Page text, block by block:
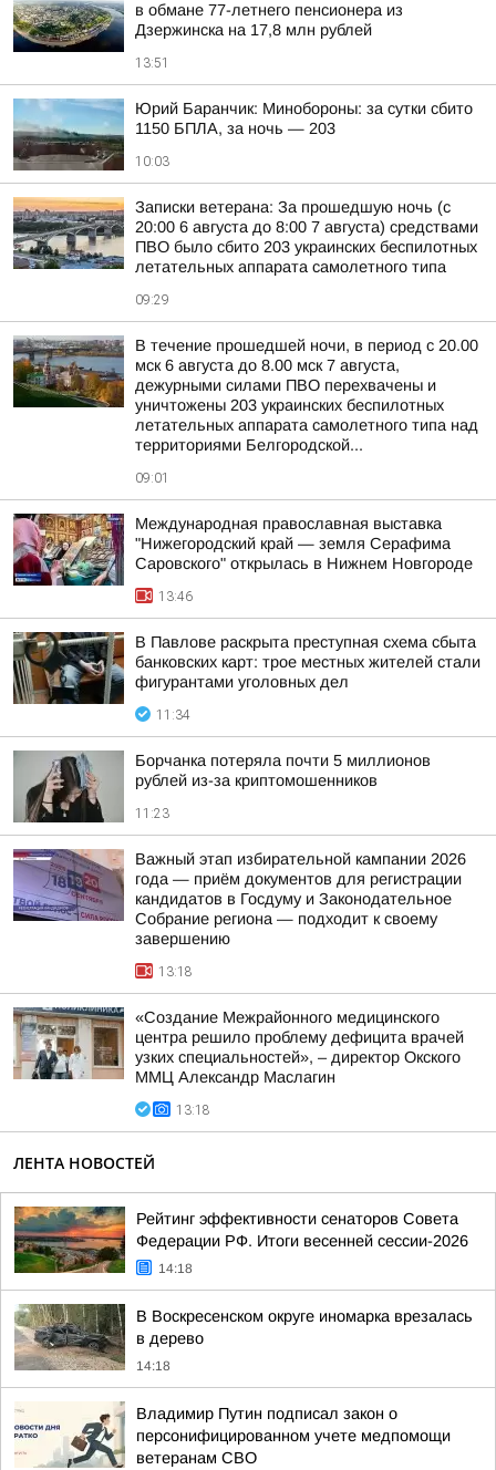
в обмане 77-летнего пенсионера из
Дзержинска на 17,8 млн рублей
13:51
Юрий Баранчик: Минобороны: за сутки сбито
1150 БПЛА, за ночь — 203
10:03
Записки ветерана: За прошедшую ночь (с
20:00 6 августа до 8:00 7 августа) средствами
ПВО было сбито 203 украинских беспилотных
летательных аппарата самолетного типа
09:29
В течение прошедшей ночи, в период с 20.00
мск 6 августа до 8.00 мск 7 августа,
дежурными силами ПВО перехвачены и
уничтожены 203 украинских беспилотных
летательных аппарата самолетного типа над
территориями Белгородской...
09:01
Международная православная выставка
"Нижегородский край — земля Серафима
Саровского" открылась в Нижнем Новгороде
13:46
В Павлове раскрыта преступная схема сбыта
банковских карт: трое местных жителей стали
фигурантами уголовных дел
11:34
Борчанка потеряла почти 5 миллионов
рублей из-за криптомошенников
11:23
Важный этап избирательной кампании 2026
года — приём документов для регистрации
кандидатов в Госдуму и Законодательное
Собрание региона — подходит к своему
завершению
13:18
«Создание Межрайонного медицинского
центра решило проблему дефицита врачей
узких специальностей», – директор Окского
ММЦ Александр Маслагин
13:18
ЛЕНТА НОВОСТЕЙ
Рейтинг эффективности сенаторов Совета
Федерации РФ. Итоги весенней сессии-2026
14:18
В Воскресенском округе иномарка врезалась
в дерево
14:18
Владимир Путин подписал закон о
персонифицированном учете медпомощи
ветеранам СВО